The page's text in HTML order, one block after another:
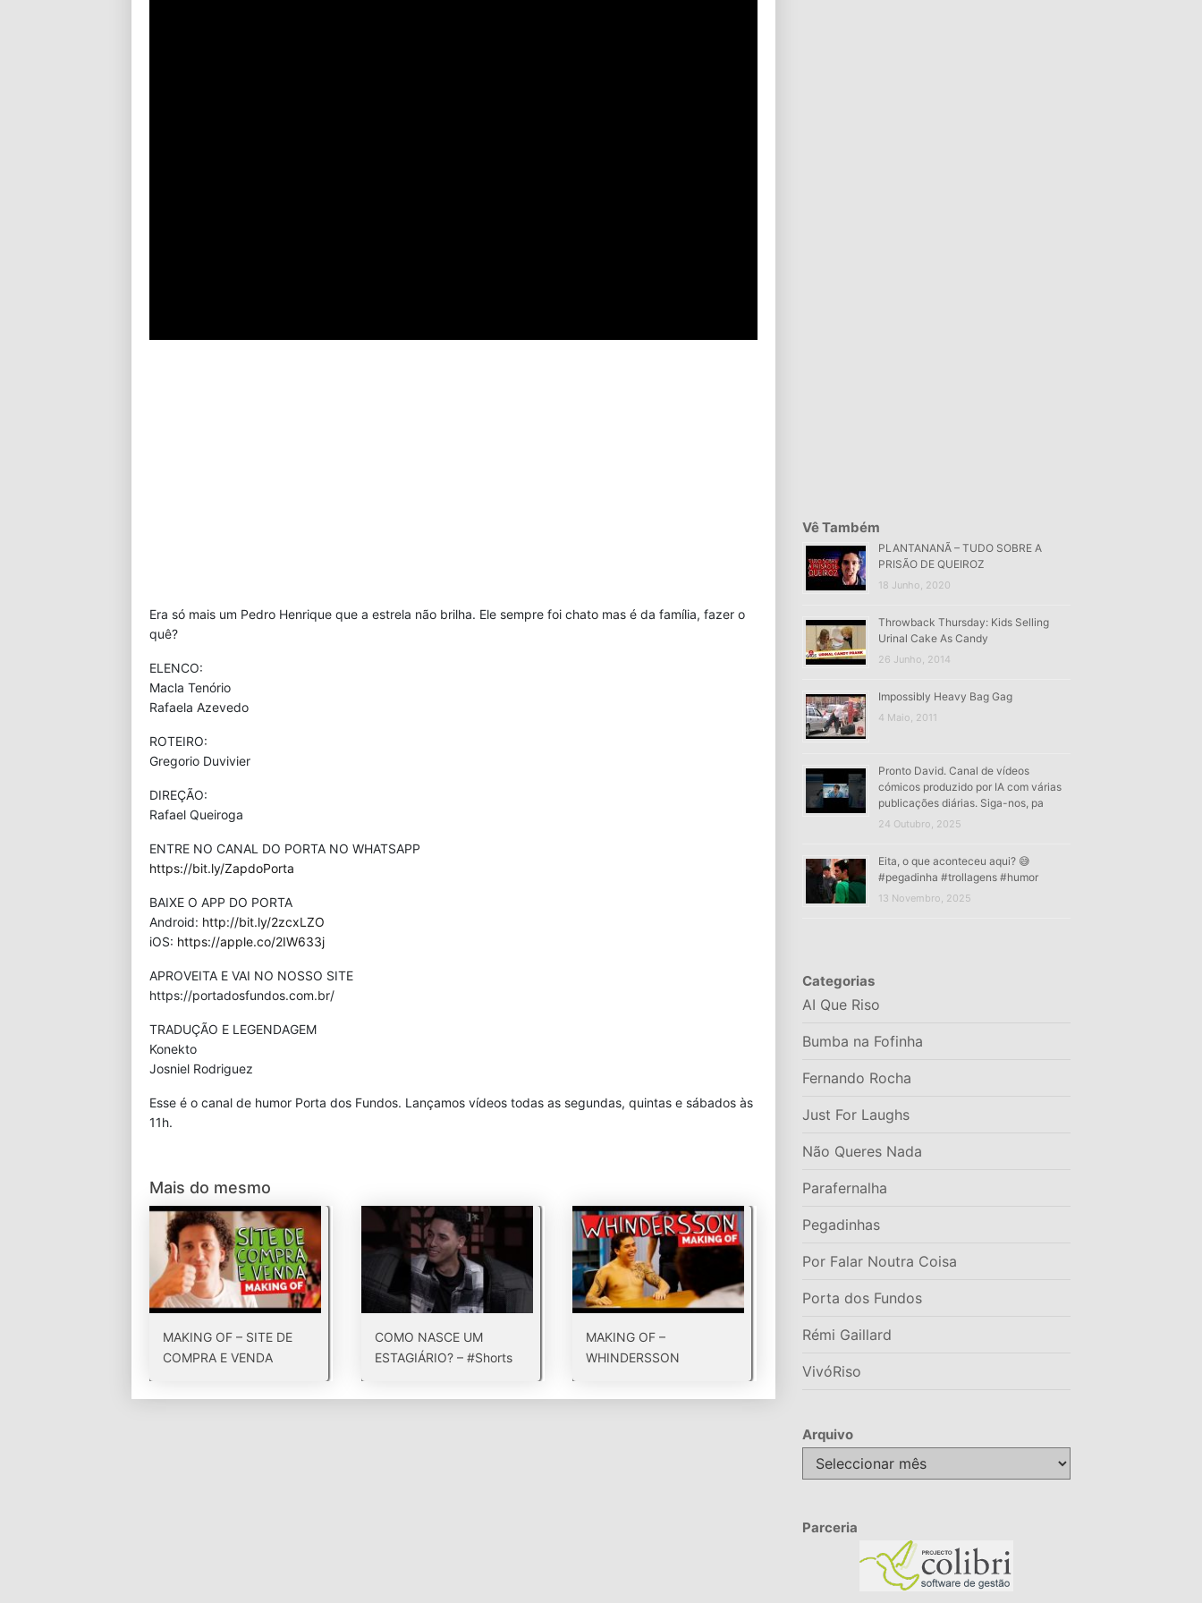
Era só mais um Pedro Henrique que a estrela não brilha. Ele sempre foi chato mas é da família, fazer o
quê?
ELENCO:
Macla Tenório
Rafaela Azevedo
ROTEIRO:
Gregorio Duvivier
DIREÇÃO:
Rafael Queiroga
ENTRE NO CANAL DO PORTA NO WHATSAPP
https://bit.ly/ZapdoPorta
BAIXE O APP DO PORTA
Android: http://bit.ly/2zcxLZO
iOS: https://apple.co/2IW633j
APROVEITA E VAI NO NOSSO SITE
⁠https://portadosfundos.com.br/
TRADUÇÃO E LEGENDAGEM
Konekto
Josniel Rodriguez
Esse é o canal de humor Porta dos Fundos. Lançamos vídeos todas as segundas, quintas e sábados às
11h.
Mais do mesmo
MAKING OF – SITE DE
COMPRA E VENDA
COMO NASCE UM
ESTAGIÁRIO? – #Shorts
MAKING OF –
WHINDERSSON
Vê Também
PLANTANANÃ – TUDO SOBRE A
PRISÃO DE QUEIROZ
18 Junho, 2020
Throwback Thursday: Kids Selling
Urinal Cake As Candy
26 Junho, 2014
Impossibly Heavy Bag Gag
4 Maio, 2011
Pronto David. Canal de vídeos
cómicos produzido por IA com várias
publicações diárias. Siga-nos, pa
24 Outubro, 2025
Eita, o que aconteceu aqui? 😅
#pegadinha #trollagens #humor
13 Novembro, 2025
Categorias
AI Que Riso
Bumba na Fofinha
Fernando Rocha
Just For Laughs
Não Queres Nada
Parafernalha
Pegadinhas
Por Falar Noutra Coisa
Porta dos Fundos
Rémi Gaillard
VivóRiso
Arquivo
Arquivo
Parceria